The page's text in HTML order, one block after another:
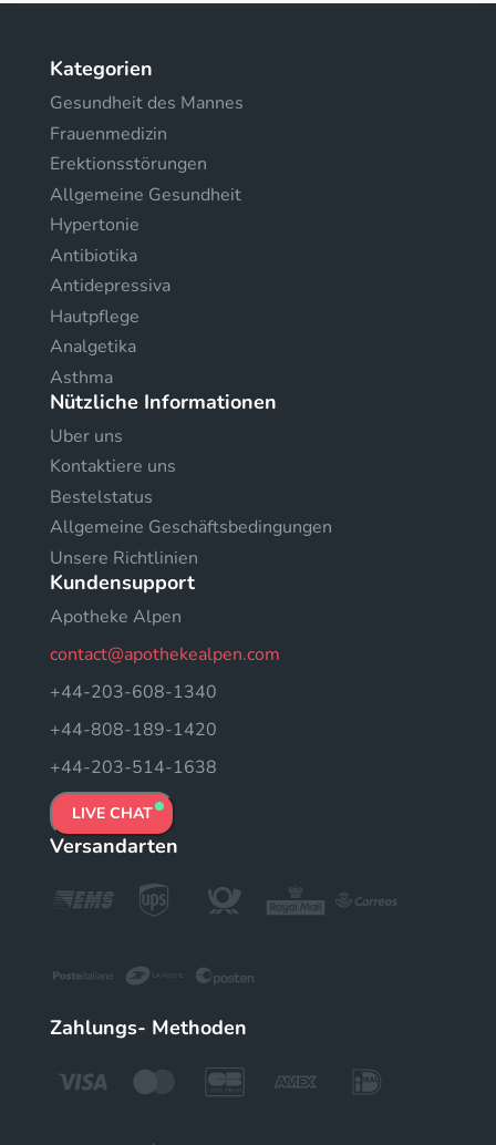
Kategorien
Gesundheit des Mannes
Frauenmedizin
Erektionsstörungen
Allgemeine Gesundheit
Hypertonie
Antibiotika
Antidepressiva
Hautpflege
Analgetika
Asthma
Nützliche Informationen
Uber uns
Kontaktiere uns
Bestelstatus
Allgemeine Geschäftsbedingungen
Unsere Richtlinien
Kundensupport
Apotheke Alpen
contact@apothekealpen.com
+44-203-608-1340
+44-808-189-1420
+44-203-514-1638
LIVE CHAT
Versandarten
Zahlungs- Methoden